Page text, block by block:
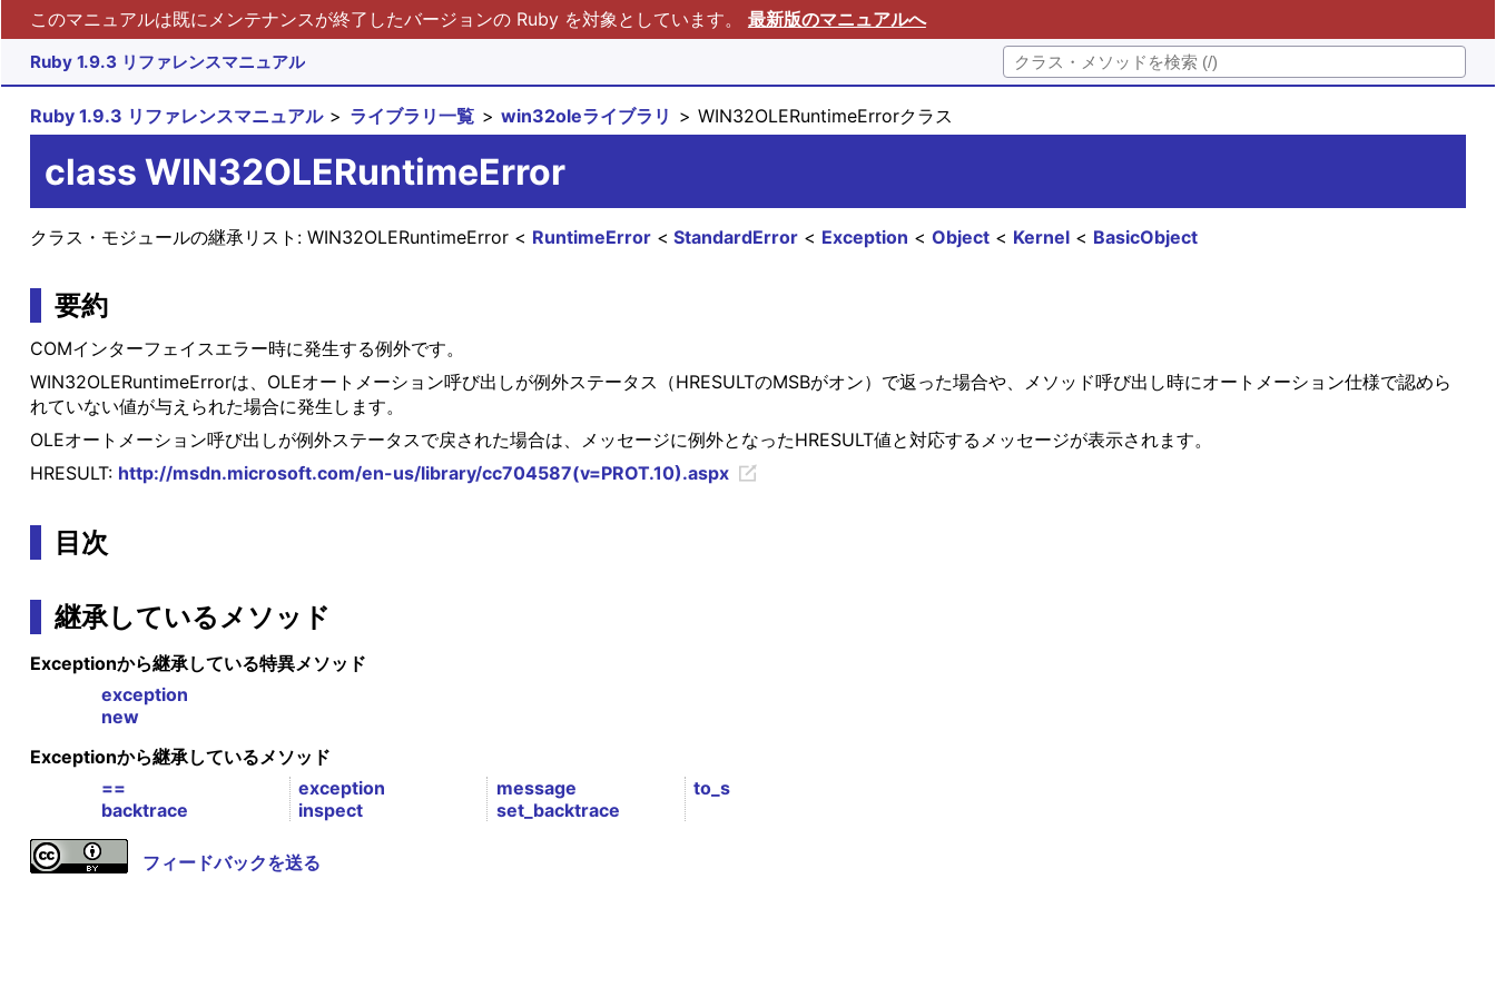
このマニュアルは既にメンテナンスが終了したバージョンの Ruby を対象としています。 最新版のマニュアルへ
Ruby 1.9.3 リファレンスマニュアル
Ruby 1.9.3 リファレンスマニュアル ライブラリ一覧 win32oleライブラリ WIN32OLERuntimeErrorクラス
class WIN32OLERuntimeError
クラス・モジュールの継承リスト: BasicObject
Kernel
Object
Exception
StandardError
RuntimeError
WIN32OLERuntimeError
要約
COMインターフェイスエラー時に発生する例外です。
WIN32OLERuntimeErrorは、OLEオートメーション呼び出しが例外ステータス（HRESULTのMSBがオン）で返った場合や、メソッド呼び出し時にオートメーション仕様で認めら
れていない値が与えられた場合に発生します。
OLEオートメーション呼び出しが例外ステータスで戻された場合は、メッセージに例外となったHRESULT値と対応するメッセージが表示されます。
HRESULT: http://msdn.microsoft.com/en-us/library/cc704587(v=PROT.10).aspx
目次
継承しているメソッド
Exceptionから継承している特異メソッド
exception
new
Exceptionから継承しているメソッド
==
backtrace
exception
inspect
message
set_backtrace
to_s
フィードバックを送る